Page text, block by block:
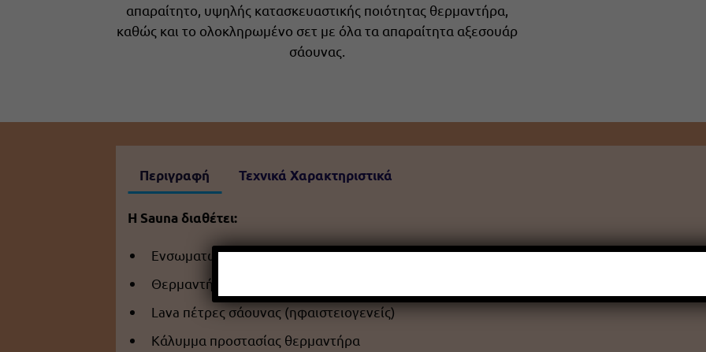
απαραίτητο, υψηλής κατασκευαστικής ποιότητας θερμαντήρα,
καθώς και το ολοκληρωμένο σετ με όλα τα απαραίτητα αξεσουάρ
σάουνας.
Περιγραφή Τεχνικά Χαρακτηριστικά
Η Sauna διαθέτει:
Ενσωματωμένο σύστημα εξαερισμού
Θερμαντήρα Sawo ισχύος 4.5 kW με ενσωματωμένο ελεγκτή
Lava πέτρες σάουνας (ηφαιστειογενείς)
Κάλυμμα προστασίας θερμαντήρα